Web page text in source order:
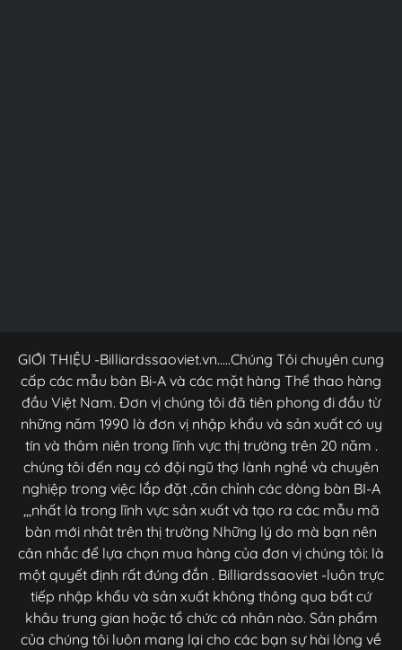
GIỚI THIỆU -Billiardssaoviet.vn.....Chúng Tôi chuyên cung
cấp các mẫu bàn Bi-A và các mặt hàng Thể thao hàng
đầu Việt Nam. Đơn vị chúng tôi đã tiên phong đi đầu từ
những năm 1990 là đơn vị nhập khẩu và sản xuất có uy
tín và thâm niên trong lĩnh vực thị trường trên 20 năm .
chúng tôi đến nay có đội ngũ thợ lành nghề và chuyên
nghiệp trong việc lắp đặt ,căn chỉnh các dòng bàn BI-A
,,,nhất là trong lĩnh vực sản xuất và tạo ra các mẫu mã
bàn mới nhât trên thị trường Những lý do mà bạn nên
cân nhắc để lựa chọn mua hàng của đơn vị chúng tôi: là
một quyết định rất đúng đắn . Billiardssaoviet -luôn trực
tiếp nhập khẩu và sản xuất không thông qua bất cứ
khâu trung gian hoặc tổ chức cá nhân nào. Sản phẩm
của chúng tôi luôn mang lại cho các bạn sự hài lòng về